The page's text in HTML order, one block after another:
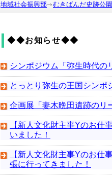
地域社会振興部 むきばんだ史跡公園
◆◆お知らせ◆◆
シンポジウム「弥生時代の
とっとり弥生の王国シンポ
企画展「妻木晩田遺跡のリ
【新人文化財主事Yのお仕
いました！
【新人文化財主事Yのお仕
張に行ってきました！